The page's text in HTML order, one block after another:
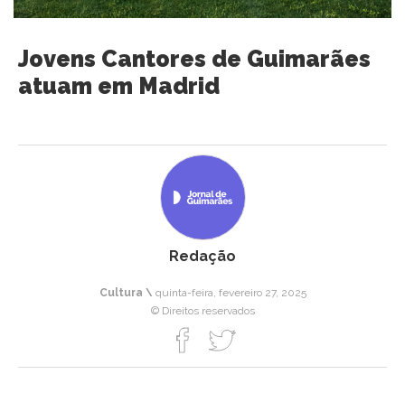
Jovens Cantores de Guimarães
atuam em Madrid
Redação
Cultura \ quinta-feira, fevereiro 27, 2025
© Direitos reservados